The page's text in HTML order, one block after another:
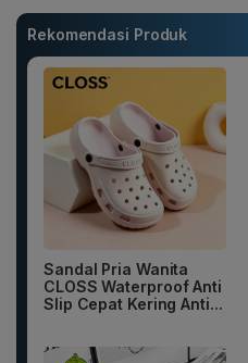
Rekomendasi Produk
Sandal Pria Wanita
CLOSS Waterproof Anti
Slip Cepat Kering Anti...